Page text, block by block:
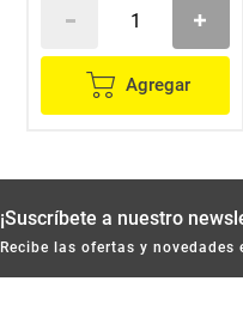
Agregar
¡Suscríbete a nuestro
Recibe las ofertas y novedades